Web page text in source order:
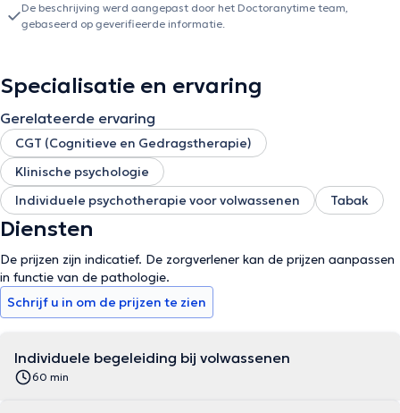
travaillant sur les émotions, les sensations physiques, les pensées
et les comportements. Au-delà des TCC, j’adapte ma prise en
existantes afin que mon intervention corresponde au mieux à
reconnue, je vous propose un accompagnement personnalisé avec
authenticité et bienveillance, deux valeurs chères à mon cœur.
De beschrijving werd aangepast door het Doctoranytime team,
gebaseerd op geverifieerde informatie.
Specialisatie en ervaring
Gerelateerde ervaring
CGT (Cognitieve en Gedragstherapie)
Klinische psychologie
Individuele psychotherapie voor volwassenen
Tabak
Diensten
De prijzen zijn indicatief. De zorgverlener kan de prijzen aanpassen
in functie van de pathologie.
Schrijf u in om de prijzen te zien
Individuele begeleiding bij volwassenen
60 min